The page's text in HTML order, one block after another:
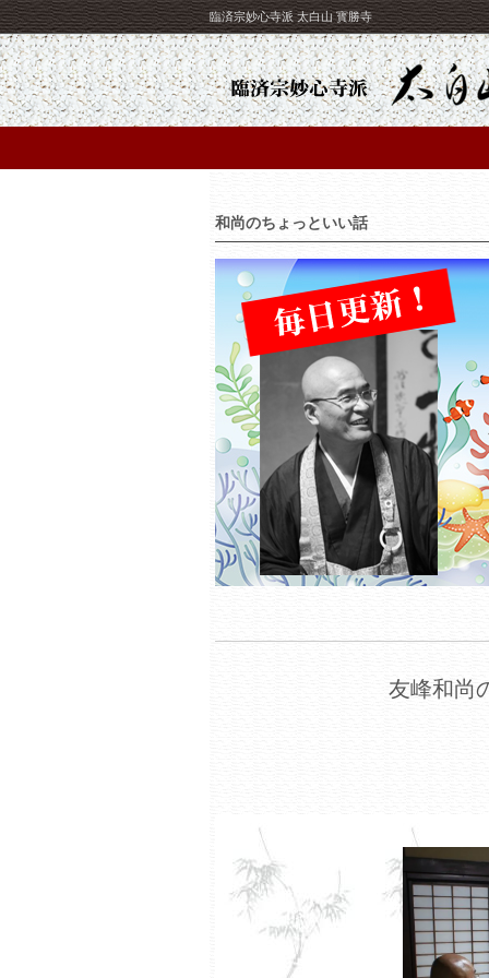
臨済宗妙心寺派 太白山 寳勝寺
和尚のちょっといい話
友峰和尚